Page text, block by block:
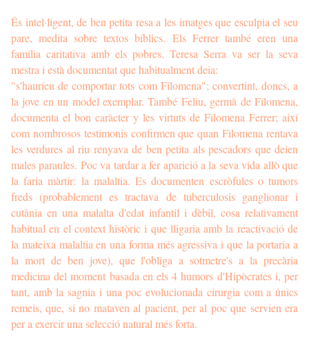
És intel·ligent, de ben petita resa a les imatges que esculpia el seu
pare, medita sobre textos bíblics. Els Ferrer també eren una
família caritativa amb els pobres. Teresa Serra va ser la seva
mestra i està documentat que habitualment deia:
"s'hauríeu de comportar tots com Filomena"; convertint, doncs, a
la jove en un model exemplar. També Feliu, germà de Filomena,
documenta el bon caràcter y les virtuts de Filomena Ferrer; així
com nombrosos testimonis confirmen que quan Filomena rentava
les verdures al riu renyava de ben petita als pescadors que deien
males paraules. Poc va tardar a fer aparició a la seva vida allò que
la faria màrtir: la malaltia. Es documenten escròfules o tumors
freds (probablement es tractava de tuberculosis ganglionar i
cutània en una malalta d'edat infantil i dèbil, cosa relativament
habitual en el context històric i que lligaria amb la reactivació de
la mateixa malaltia en una forma més agressiva i que la portaria a
la mort de ben jove), que l'obliga a sotmetre's a la precària
medicina del moment basada en els 4 humors d'Hipòcrates i, per
tant, amb la sagnia i una poc evolucionada cirurgia com a únics
remeis, que, si no mataven al pacient, per al poc que servien era
per a exercir una selecció natural més forta.